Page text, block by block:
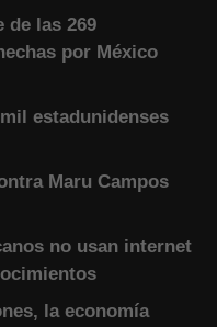
de las 269
por México
estadunidenses
Maru Campos
no usan internet
la economía